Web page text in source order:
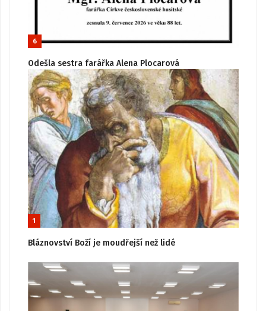
6
Odešla sestra farářka Alena Plocarová
1
Bláznovství Boží je moudřejší než lidé